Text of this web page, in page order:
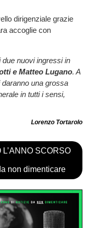
dirigenziale grazie
accoglie con
nuovi ingressi in
e Matteo Lugano. A
una grossa
in tutti i sensi,
Lorenzo Tortarolo
SCORSO
non dimenticare